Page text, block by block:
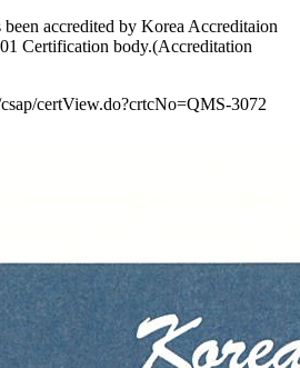
accredited by Korea Accreditaion
Certification body.(Accreditation
certView.do?crtcNo=QMS-3072